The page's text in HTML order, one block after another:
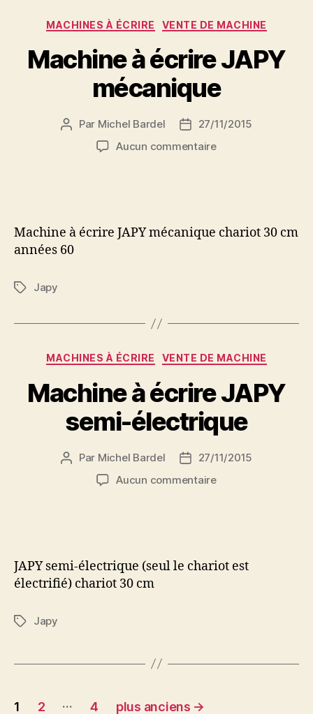
Catégories
MACHINES À ÉCRIRE VENTE DE MACHINE
Machine à écrire JAPY
mécanique
Auteur
l’article
Par Michel Bardel
Date
de
27/11/2015
Aucun commentairesur
Machine à écrire JAPY mécanique chariot 30 cm
années 60
Étiquettes
Japy
Catégories
MACHINES À ÉCRIRE VENTE DE MACHINE
Machine à écrire JAPY
semi-électrique
Auteur
l’article
Par Michel Bardel
Date27/11/2015
Aucun commentairesur
électrique
JAPY semi-électrique (seul le chariot est
électrifié) chariot 30 cm
Étiquettes
Japy
Pagination
1 2 … 4 plus anciens →